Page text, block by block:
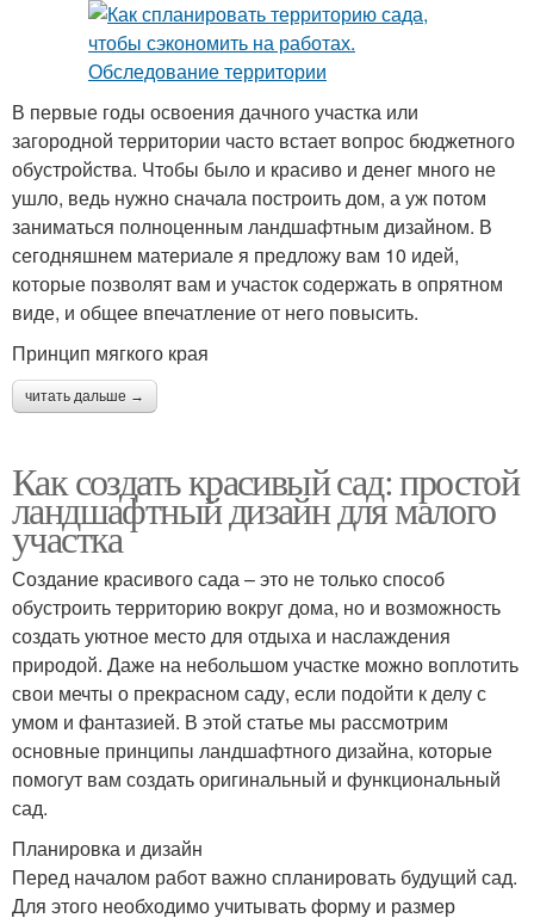
В первые годы освоения дачного участка или
загородной территории часто встает вопрос бюджетного
обустройства. Чтобы было и красиво и денег много не
ушло, ведь нужно сначала построить дом, а уж потом
заниматься полноценным ландшафтным дизайном. В
сегодняшнем материале я предложу вам 10 идей,
которые позволят вам и участок содержать в опрятном
виде, и общее впечатление от него повысить.
Принцип мягкого края
читать дальше →
Как создать красивый сад: простой
ландшафтный дизайн для малого
участка
Создание красивого сада – это не только способ
обустроить территорию вокруг дома, но и возможность
создать уютное место для отдыха и наслаждения
природой. Даже на небольшом участке можно воплотить
свои мечты о прекрасном саду, если подойти к делу с
умом и фантазией. В этой статье мы рассмотрим
основные принципы ландшафтного дизайна, которые
помогут вам создать оригинальный и функциональный
сад.
Планировка и дизайн
Перед началом работ важно спланировать будущий сад.
Для этого необходимо учитывать форму и размер